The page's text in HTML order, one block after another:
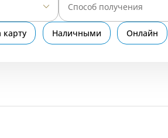
Способ получения
карту Наличными Онлайн